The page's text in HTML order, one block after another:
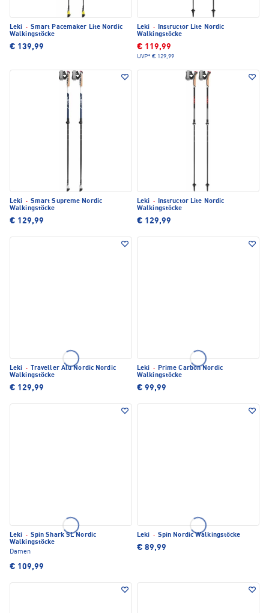
Leki · Smart Pacemaker Lite Nordic
Walkingstöcke
€ 139,99
Leki · Instructor Lite Nordic
Walkingstöcke
€ 119,99
UVP* € 129,99
Leki · Smart Supreme Nordic
Walkingstöcke
€ 129,99
Leki · Instructor Lite Nordic
Walkingstöcke
€ 129,99
Leki ·
Traveller Alu Nordic Nordic
Walkingstöcke
€ 129,99
Leki · Prime Carbon Nordic
Walkingstöcke
€ 99,99
Leki · Spin Shark SL Nordic
Walkingstöcke
Damen
€ 109,99
Leki · Spin Nordic Walkingstöcke
€ 89,99